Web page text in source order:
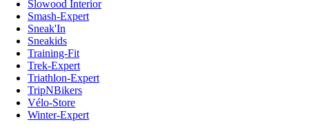
Slowood Interior
Smash-Expert
Sneak'In
Sneakids
Training-Fit
Trek-Expert
Triathlon-Expert
TripNBikers
Vélo-Store
Winter-Expert